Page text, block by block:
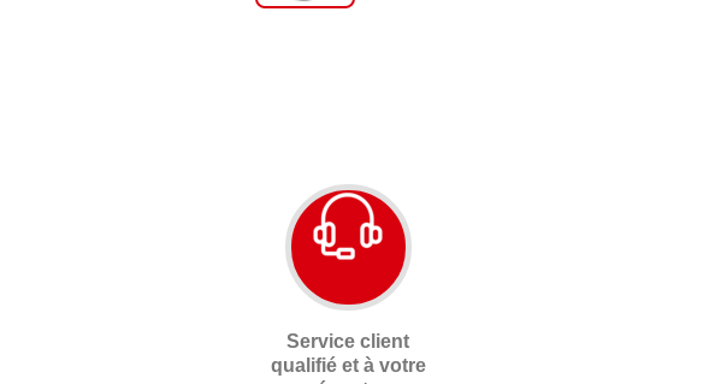
Service client
qualifié et à votre